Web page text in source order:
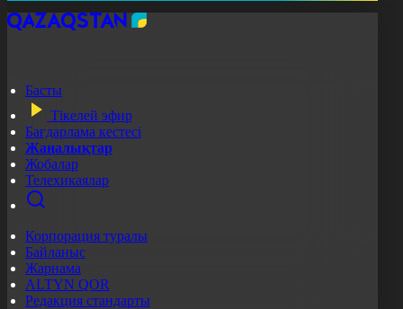
Басты
Тікелей эфир
Бағдарлама кестесі
Жаңалықтар
Жобалар
Телехикаялар
Корпорация туралы
Байланыс
Жарнама
ALTYN QOR
Редакция стандарты